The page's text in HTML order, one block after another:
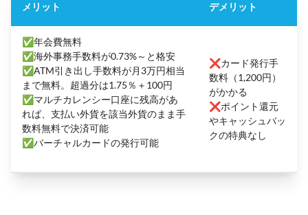
メリット デメリット
✅年会費無料
✅海外事務手数料が0.73%～と格安
✅ATM引き出し手数料が月3万円相当
まで無料。超過分は1.75％＋100円
✅マルチカレンシー口座に残高があ
れば、支払い外貨を該当外貨のまま手
数料無料で決済可能
✅バーチャルカードの発行可能
❌カード発行手
数料（1,200円）
がかかる
❌ポイント還元
やキャッシュバッ
クの特典なし